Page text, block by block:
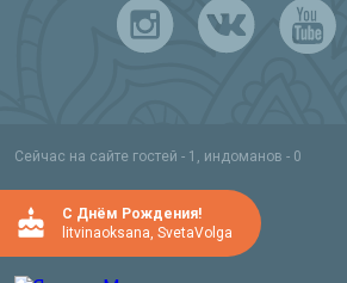
Сейчас на сайте гостей - 1, индоманов - 0
C Днём Рождения!
litvinaoksana, SvetaVolga